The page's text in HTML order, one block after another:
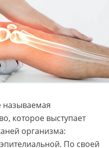
называемая
которое выступает
организма:
По своей